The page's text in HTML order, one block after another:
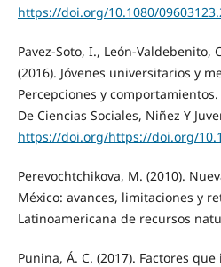
https://doi.org/10.1080/
Pavez-Soto, I., León-Valdebenito,
(2016). Jóvenes universitarios y
Percepciones y
De Ciencias Sociales, Niñez Y
https://doi.org/https://doi.org/
Perevochtchikova, M. (2010).
México: avances, limitaciones y
Latinoamericana de recursos
Punina, Á. C. (2017). Factores